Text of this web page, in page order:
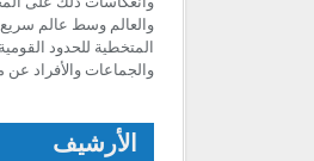
والعالم وسط عالم سريع
المتخطية للحدود
والجماعات والأفراد عن
الأرشيف